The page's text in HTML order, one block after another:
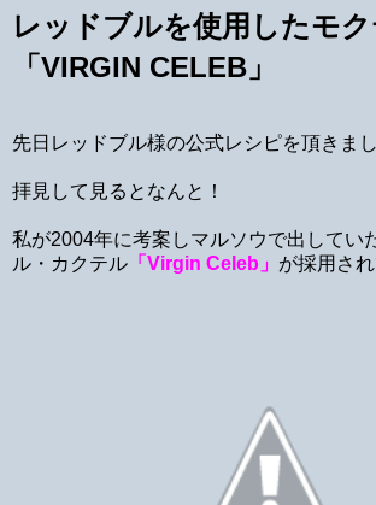
レッドブルを使用したモ
「VIRGIN CELEB」
先日レッドブル様の公式レシピを頂きまし
拝見して見るとなんと！
私が2004年に考案しマルソウで出してい
ル・カクテル 「Virgin Celeb」 が採用さ